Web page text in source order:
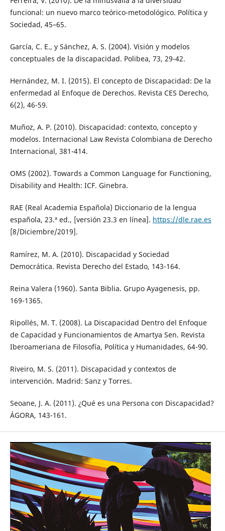
funcional: un nuevo marco teórico-metodológico. Política y
Sociedad, 45–65.
García, C. E., y Sánchez, A. S. (2004). Visión y modelos
conceptuales de la discapacidad. Polibea, 73, 29-42.
Hernández, M. I. (2015). El concepto de Discapacidad: De la
enfermedad al Enfoque de Derechos. Revista CES Derecho,
6(2), 46-59.
Muñoz, A. P. (2010). Discapacidad: contexto, concepto y
modelos. Internacional Law Revista Colombiana de Derecho
Internacional, 381-414.
OMS (2002). Towards a Common Language for Functioning,
Disability and Health: ICF. Ginebra.
RAE (Real Academia Española) Diccionario de la lengua
española, 23.ª ed., [versión 23.3 en línea]. https://dle.rae.es
[8/Diciembre/2019].
Ramírez, M. A. (2010). Discapacidad y Sociedad
Democrática. Revista Derecho del Estado, 143-164.
Reina Valera (1960). Santa Biblia. Grupo Ayagenesis, pp.
169-1365.
Ripollés, M. T. (2008). La Discapacidad Dentro del Enfoque
de Capacidad y Funcionamientos de Amartya Sen. Revista
Iberoameriana de Filosofía, Política y Humanidades, 64-90.
Riveiro, M. S. (2011). Discapacidad y contextos de
intervención. Madrid: Sanz y Torres.
Seoane, J. A. (2011). ¿Qué es una Persona con Discapacidad?
ÁGORA, 143-161.